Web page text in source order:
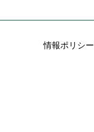
情報ポリシー